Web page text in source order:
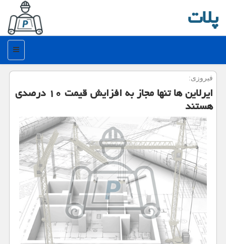
پلات
منو
فیروزی:
ایرلاین ها تنها مجاز به افزایش قیمت ۱۰ درصدی
هستند